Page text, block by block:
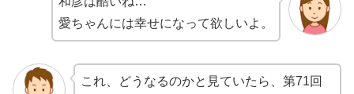
愛ちゃんには幸せになって欲しいよ。
これ、どうなるのかと見ていたら、第71回